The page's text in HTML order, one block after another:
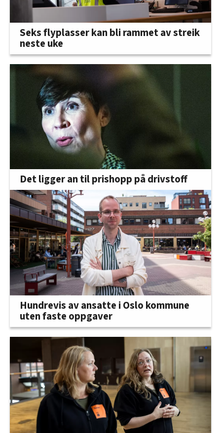
Seks flyplasser kan bli rammet av streik
neste uke
Det ligger an til prishopp på drivstoff
Hundrevis av ansatte i Oslo kommune
uten faste oppgaver